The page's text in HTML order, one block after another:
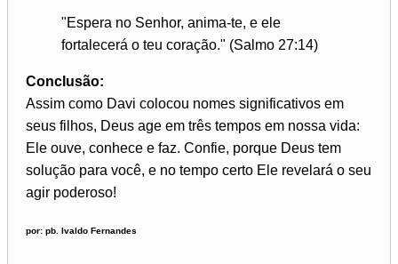
"Espera no Senhor, anima-te, e ele
fortalecerá o teu coração." (Salmo 27:14)
Conclusão:
Assim como Davi colocou nomes significativos em
seus filhos, Deus age em três tempos em nossa vida:
Ele ouve, conhece e faz. Confie, porque Deus tem
solução para você, e no tempo certo Ele revelará o seu
agir poderoso!
por: pb. Ivaldo Fernandes